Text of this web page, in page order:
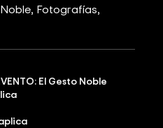
Fotografías
El Gesto Noble